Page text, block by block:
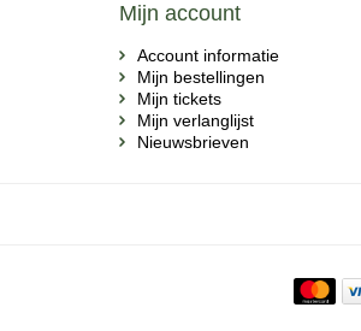
Mijn account
Account informatie
Mijn bestellingen
Mijn tickets
Mijn verlanglijst
Nieuwsbrieven